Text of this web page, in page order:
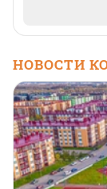
НОВОСТИ